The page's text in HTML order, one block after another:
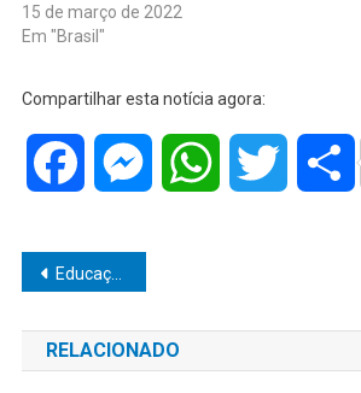
15 de março de 2022
Em "Brasil"
Compartilhar esta notícia agora:
Facebook MessengerWhatsAppTwitter
Navegação
de
Post
Educação em foco: Prefeitura de Marília autoriza contratação temporária de professores aprovados em concurso público
RELACIONADO